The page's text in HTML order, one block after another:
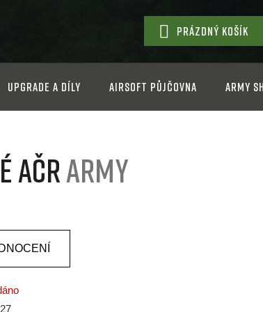
NÁKUPNÍ
KOŠÍK
PRÁZDNÝ KOŠÍK
Upgrade a díly Airsoft půjčovna Army
Army